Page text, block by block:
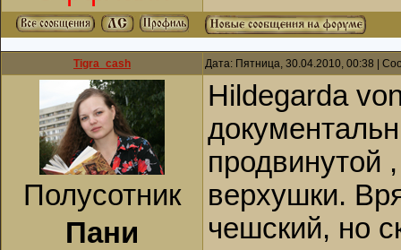
Tigra_cash Дата: Пятница, 30.04.2010, 00:38 |
Полусотник
Пани
Hildegarda
продвинутой
верхушки.
чешский, но